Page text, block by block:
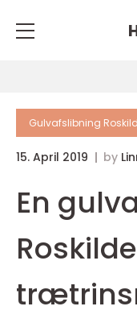
Gulvafslibning
15. April 2019 by
En